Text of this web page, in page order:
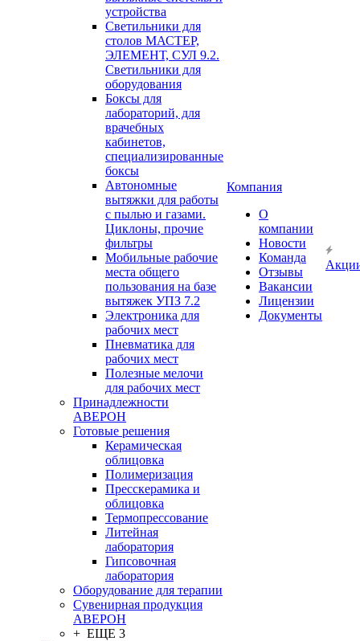
устройства
Светильники для
столов МАСТЕР,
ЭЛЕМЕНТ, СУЛ 9.2.
Светильники для
оборудования
Боксы для
лабораторий, для
врачебных
кабинетов,
специализированные
боксы
Автономные
вытяжки для работы
с пылью и газами.
Циклоны, прочие
фильтры
Мобильные рабочие
места общего
пользования на базе
вытяжек УПЗ 7.2
Электроника для
рабочих мест
Пневматика для
рабочих мест
Полезные мелочи
для рабочих мест
Принадлежности
АВЕРОН
Готовые решения
Керамическая
облицовка
Полимеризация
Пресскерамика и
облицовка
Термопрессование
Литейная
лаборатория
Гипсовочная
лаборатория
Оборудование для терапии
Сувенирная продукция
АВЕРОН
+ ЕЩЕ 3
Компания
О
компании
Новости
Команда
Отзывы
Вакансии
Лицензии
Документы